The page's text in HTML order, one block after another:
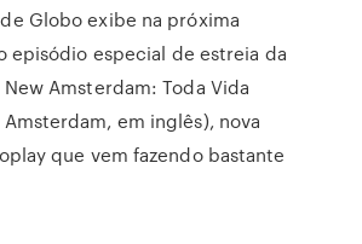
Globo exibe na próxima
episódio especial de estreia da
Amsterdam: Toda Vida
em inglês), nova
que vem fazendo bastante